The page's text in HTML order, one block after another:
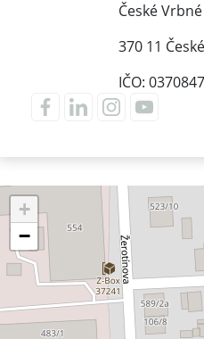
České
370 11
IČO:
+
−